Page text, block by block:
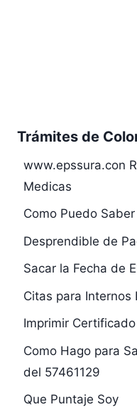
Trámites de
www.epssura.con
Medicas
Como Puedo
Desprendible de
Sacar la Fecha de
Citas para Internos
Imprimir
Como Hago para
del 57461129
Que Puntaje Soy